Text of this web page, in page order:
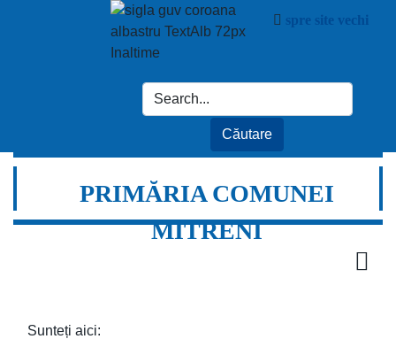
spre site vechi
PRIMĂRIA COMUNEI
MITRENI
Sunteți aici: